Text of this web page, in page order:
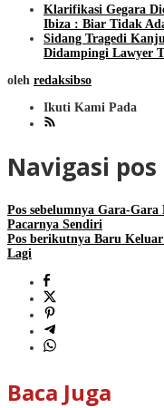
Klarifikasi Gegara
Ibiza : Biar Tidak
Sidang Tragedi
Didampingi Lawyer
oleh redaksibso
Ikuti Kami Pada
Navigasi pos
Pos sebelumnya Gara-Gara
Pacarnya Sendiri
Pos berikutnya Baru
Lagi
Baca Juga